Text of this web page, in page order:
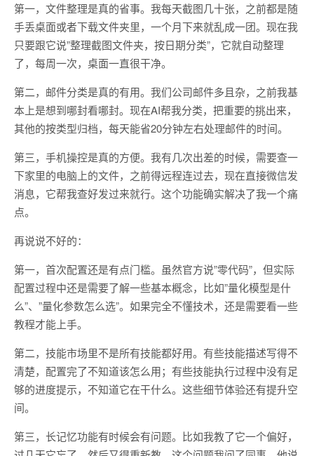
第一，文件整理是真的省事。我每天截图几十张，之前都是随
手丢桌面或者下载文件夹里，一个月下来就乱成一团。现在我
只要跟它说”整理截图文件夹，按日期分类”，它就自动整理
了，每周一次，桌面一直很干净。
第二，邮件分类是真的有用。我们公司邮件多且杂，之前我基
本上是想到哪封看哪封。现在AI帮我分类，把重要的挑出来，
其他的按类型归档，每天能省20分钟左右处理邮件的时间。
第三，手机操控是真的方便。我有几次出差的时候，需要查一
下家里的电脑上的文件，之前得远程连过去，现在直接微信发
消息，它帮我查好发过来就行。这个功能确实解决了我一个痛
点。
再说说不好的：
第一，首次配置还是有点门槛。虽然官方说”零代码”，但实际
配置过程中还是需要了解一些基本概念，比如”量化模型是什
么”、”量化参数怎么选”。如果完全不懂技术，还是需要看一些
教程才能上手。
第二，技能市场里不是所有技能都好用。有些技能描述写得不
清楚，配置完了不知道该怎么用；有些技能执行过程中没有足
够的进度提示，不知道它在干什么。这些细节体验还有提升空
间。
第三，长记忆功能有时候会有问题。比如我教了它一个偏好，